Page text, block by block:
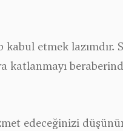
etmek lazımdır.
katlanmayı
edeceğinizi